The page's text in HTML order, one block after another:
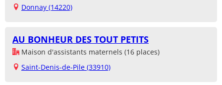
Donnay (14220)
AU BONHEUR DES TOUT PETITS
Maison d'assistants maternels (16 places)
Saint-Denis-de-Pile (33910)